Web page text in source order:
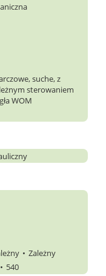
suche, z
sterowaniem
WOM
Zależny
540